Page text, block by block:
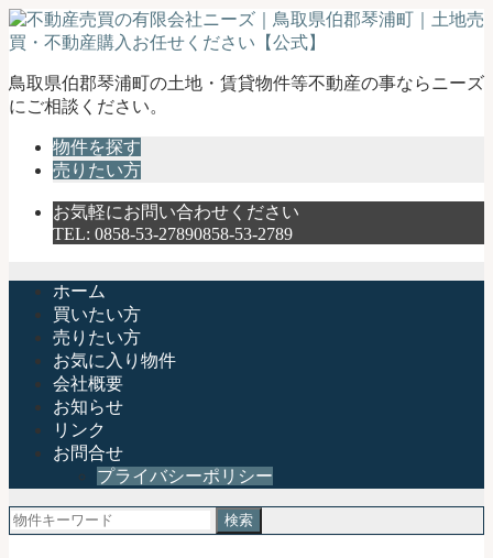
不
動
琴
鳥取県伯郡琴浦町の土地・賃貸物件等不動産の事ならニーズ
にご相談ください。
物件を探す
売りたい方
お気軽にお問い合わせください
TEL: 0858-53-27890858-53-2789
ホーム
買いたい方
売りたい方
お気に入り物件
会社概要
お知らせ
リンク
お問合せ
プライバシーポリシー
検
索: